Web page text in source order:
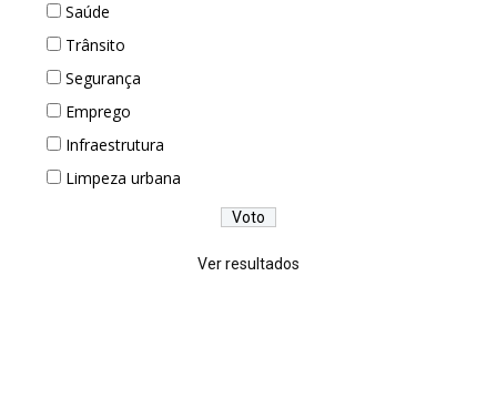
Saúde
Trânsito
Segurança
Emprego
Infraestrutura
Limpeza urbana
Ver resultados